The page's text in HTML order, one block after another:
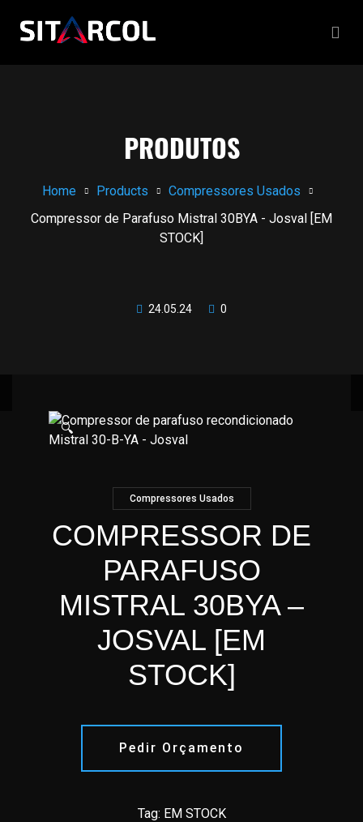
PRODUTOS
Home Products
Compressores Usados
Compressor de Parafuso Mistral 30BYA - Josval [EM
STOCK]
24.05.24 0
🔍
Compressores Usados
COMPRESSOR DE
PARAFUSO
MISTRAL 30BYA –
JOSVAL [EM
STOCK]
Pedir Orçamento
Tag: EM STOCK